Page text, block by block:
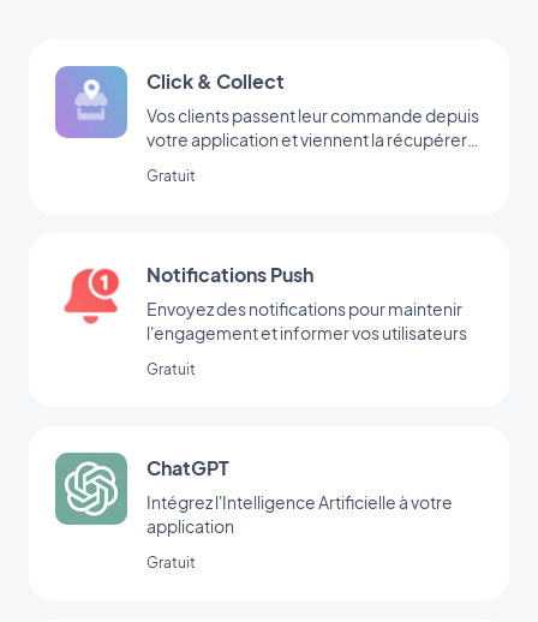
Click & Collect
Vos clients passent leur commande depuis
votre application et viennent la récupérer
Gratuit
Notifications Push
Envoyez des notifications pour maintenir
l'engagement et informer vos utilisateurs
Gratuit
ChatGPT
Intégrez l'Intelligence Artificielle à votre
application
Gratuit